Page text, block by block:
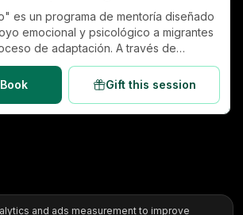
and ads measurement to improve
es un programa de mentoría diseñado
emocional y psicológico a migrantes
de adaptación. A través de
personalizado, se les ayuda a gestionar
reducir la ansiedad y fortalecer su
bienestar mental.…
Gift this session